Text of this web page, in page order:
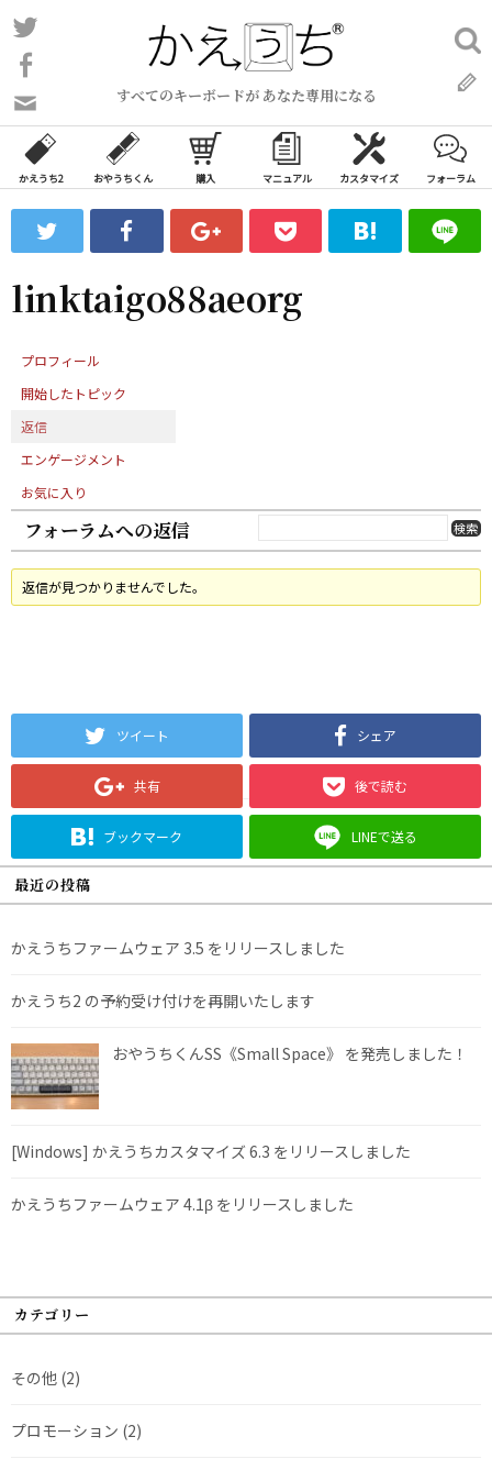
コ
ン
ン
ツ
ス
ッ
プ
すべてのキーボードが あなた専用になる
い
合
わ
フ
ォ
ム
検
索:
かえうち2 おやうちくん 購入 マニュアル カスタマイズ フォーラム
linktaigo88aeorg
プロフィール
開始したトピック
返信
エンゲージメント
お気に入り
フォーラムへの返信
返信が見つかりませんでした。
ツイート シェア
共有 後で読む
ブックマーク LINEで送る
最近の投稿
かえうちファームウェア 3.5 をリリースしました
かえうち2 の予約受け付けを再開いたします
おやうちくんSS《Small Space》 を発売しました！
[Windows] かえうちカスタマイズ 6.3 をリリースしました
かえうちファームウェア 4.1β をリリースしました
カテゴリー
その他 (2)
プロモーション (2)